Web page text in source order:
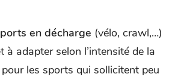
en décharge (vélo, crawl,…)
à adapter selon l’intensité de la
les sports qui sollicitent peu